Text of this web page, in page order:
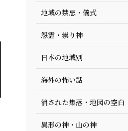
地域の禁忌・儀式
怨霊・祟り神
日本の地域別
海外の怖い話
消された集落・地図の空白
異形の神・山の神